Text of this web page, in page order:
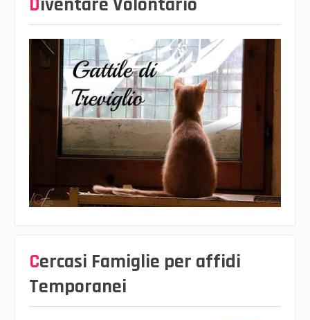
Diventare Volontario
Cercasi Famiglie per affidi
Temporanei